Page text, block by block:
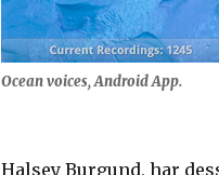
Ocean voices, Android App.
Halsey Burgund, har